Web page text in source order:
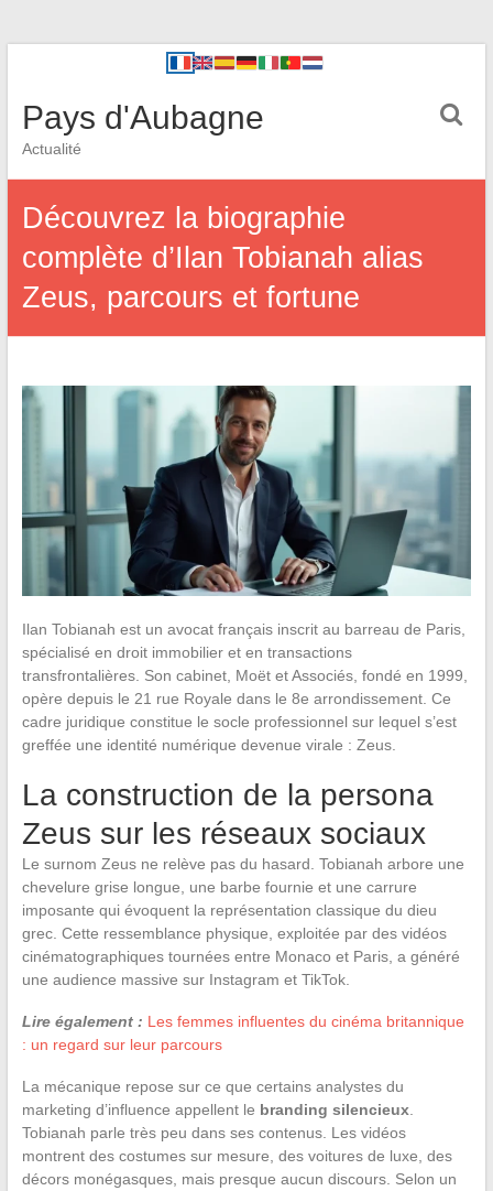
Pays d'Aubagne
Actualité
Découvrez la biographie
complète d’Ilan Tobianah alias
Zeus, parcours et fortune
Ilan Tobianah est un avocat français inscrit au barreau de Paris,
spécialisé en droit immobilier et en transactions
transfrontalières. Son cabinet, Moët et Associés, fondé en 1999,
opère depuis le 21 rue Royale dans le 8e arrondissement. Ce
cadre juridique constitue le socle professionnel sur lequel s’est
greffée une identité numérique devenue virale : Zeus.
La construction de la persona
Zeus sur les réseaux sociaux
Le surnom Zeus ne relève pas du hasard. Tobianah arbore une
chevelure grise longue, une barbe fournie et une carrure
imposante qui évoquent la représentation classique du dieu
grec. Cette ressemblance physique, exploitée par des vidéos
cinématographiques tournées entre Monaco et Paris, a généré
une audience massive sur Instagram et TikTok.
Lire également : Les femmes influentes du cinéma britannique
: un regard sur leur parcours
La mécanique repose sur ce que certains analystes du
marketing d’influence appellent le branding silencieux.
Tobianah parle très peu dans ses contenus. Les vidéos
montrent des costumes sur mesure, des voitures de luxe, des
décors monégasques, mais presque aucun discours. Selon un